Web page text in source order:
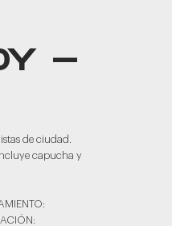
-
de ciudad.
capucha y